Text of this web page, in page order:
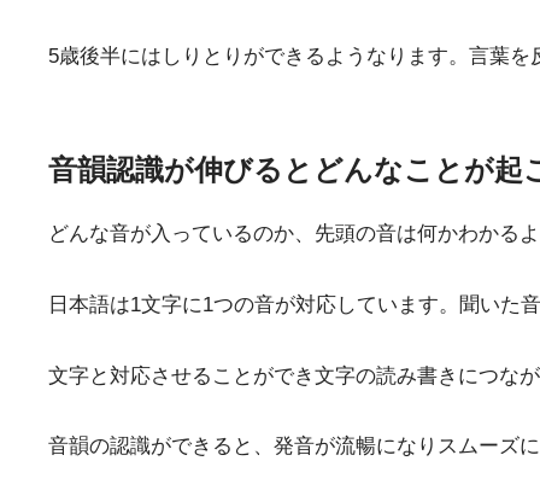
5歳後半にはしりとりができるようなります。言葉
音韻認識が伸びるとどんなことが起
どんな音が入っているのか、先頭の音は何かわかる
日本語は1文字に1つの音が対応しています。聞いた
文字と対応させることができ文字の読み書きにつな
音韻の認識ができると、発音が流暢になりスムーズ